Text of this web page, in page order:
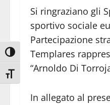
Attiva/disattiva alto
Attiva/disattiva dimensione
Si ringraziano gli
sportivo sociale
Partecipazione
Templares
“Arnoldo Di
In allegato al